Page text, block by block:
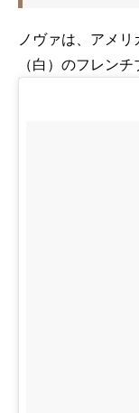
ノヴァは、アメ
（白）のフレンチ